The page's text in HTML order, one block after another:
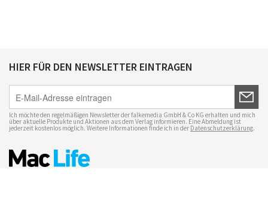
HIER FÜR DEN NEWSLETTER EINTRAGEN
Ich möchte den regelmäßigen Newsletter der falkemedia GmbH & Co KG erhalten und mich
über aktuelle Produkte und Aktionen aus dem Verlag informieren. Eine Abmeldung ist
jederzeit kostenlos möglich. Weitere Informationen finde ich in der Datenschutzerklärung.